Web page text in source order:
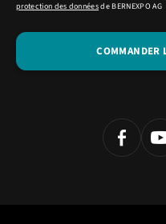
protection des donnéesde BERNEXPO AG